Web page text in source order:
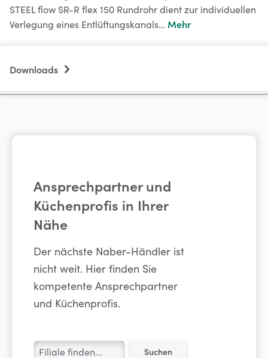
STEEL flow SR-R flex 150 Rundrohr dient zur individuellen
Verlegung eines Entlüftungskanals… Mehr
Downloads
Ansprechpartner und
Küchenprofis in Ihrer
Nähe
Der nächste Naber-Händler ist
nicht weit. Hier finden Sie
kompetente Ansprechpartner
und Küchenprofis.
Suchen